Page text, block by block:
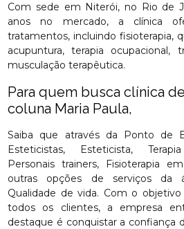
Com sede em Niterói, no Rio de
anos no mercado, a clínica
tratamentos, incluindo fisioterapia,
acupuntura, terapia ocupacional,
musculação terapêutica.
Para quem busca clínica
coluna Maria Paula,
Saiba que através da Ponto de
Esteticistas, Esteticista,
Personais trainers, Fisioterapia
outras opções de serviços da
Qualidade de vida. Com o
todos os clientes, a empresa
destaque é conquistar a confiança